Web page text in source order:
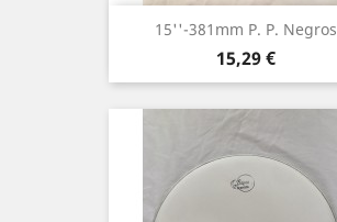
15''-381mm P. P. Negros
Precio
15,29 €